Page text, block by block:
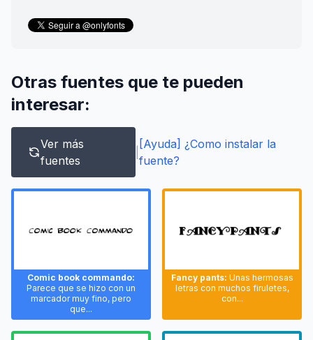
Otras fuentes que te pueden
interesar:
Ver más
fuentes
[Ayuda] ¿Como instalar la
fuente?
Comic book commando:
Parece que se hizo con un
marcador muy fino, pero
que...
Fancy pants: Unas hermosas
letras con muchos firuletes,
con...